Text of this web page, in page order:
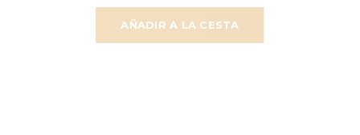
AÑADIR A LA CESTA